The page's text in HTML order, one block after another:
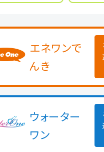
エネワンで
んき
ウォーター
ワン